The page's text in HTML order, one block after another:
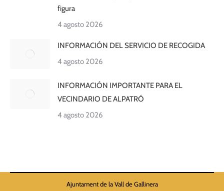
figura
4 agosto 2026
INFORMACIÓN DEL SERVICIO DE RECOGIDA
4 agosto 2026
INFORMACIÓN IMPORTANTE PARA EL
VECINDARIO DE ALPATRÓ
4 agosto 2026
Ajuntament de la Vall de Gallinera